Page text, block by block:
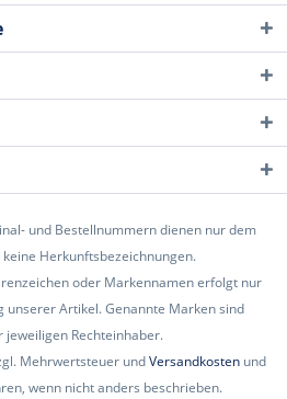
und Bestellnummern dienen nur dem
Herkunftsbezeichnungen.
oder Markennamen erfolgt nur
unserer Artikel. Genannte Marken sind
jeweiligen Rechteinhaber.
Mehrwertsteuer undVersandkostenund
wenn nicht anders beschrieben.